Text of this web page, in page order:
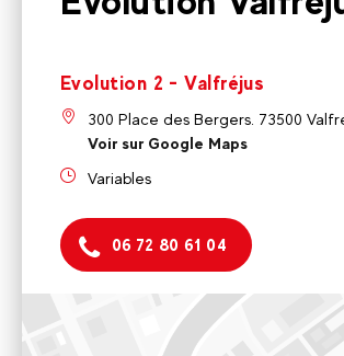
Evolution 2 - Valfréjus
300 Place des Bergers. 73500
Voir sur Google Maps
Variables
06 72 80 61 04
300 Place des Bergers. 73500 Valfréjus